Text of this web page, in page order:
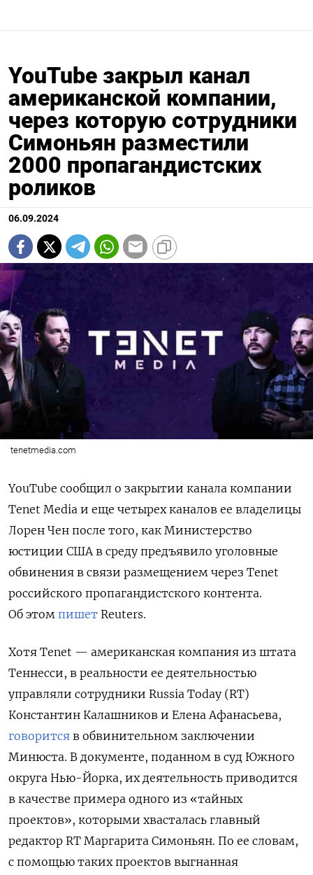
YouTube закрыл канал
американской компании,
через которую сотрудники
Симоньян разместили
2000 пропагандистских
роликов
06.09.2024
tenetmedia.com
YouTube сообщил о закрытии канала компании
Tenet Media и еще четырех каналов ее владелицы
Лорен Чен после того, как Министерство
юстиции США в среду предъявило уголовные
обвинения в связи размещением через Tenet
российского пропагандистского контента.
Об этом пишет Reuters.
Хотя Tenet — американская компания из штата
Теннесси, в реальности ее деятельностью
управляли сотрудники Russia Today (RT)
Константин Калашников и Елена Афанасьева,
говорится в обвинительном заключении
Минюста. В документе, поданном в суд Южного
округа Нью-Йорка, их деятельность приводится
в качестве примера одного из «тайных
проектов», которыми хвасталась главный
редактор RT Маргарита Симоньян. По ее словам,
с помощью таких проектов выгнанная